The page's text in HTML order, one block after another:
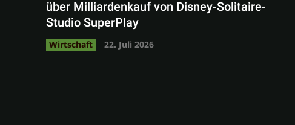
über Milliardenkauf von Disney-Solitaire-
Studio SuperPlay
Wirtschaft 22. Juli 2026